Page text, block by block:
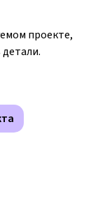
проекте,